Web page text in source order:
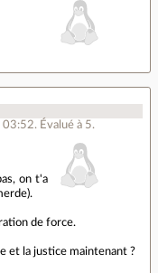
03:52. Évalué à 5.
on t'a
de force.
et la justice maintenant ?